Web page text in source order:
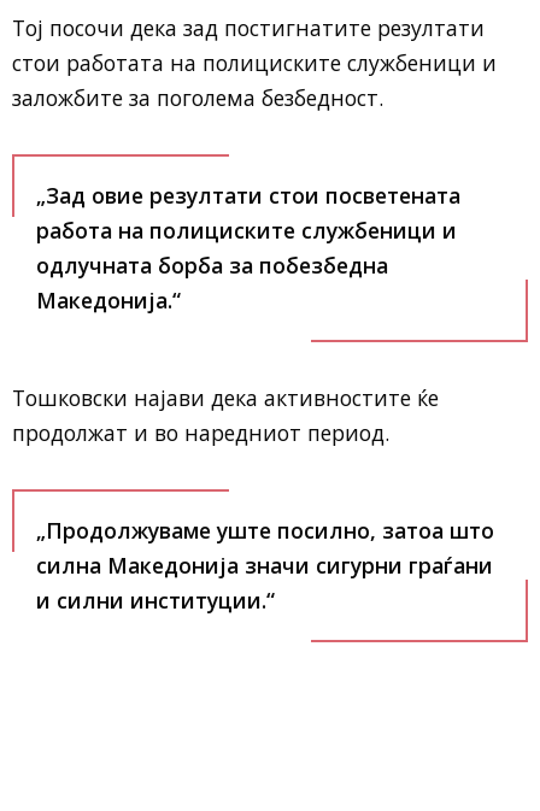
Тој посочи дека зад постигнатите резултати
стои работата на полициските службеници и
заложбите за поголема безбедност.
„Зад овие резултати стои посветената
работа на полициските службеници и
одлучната борба за побезбедна
Македонија.“
Тошковски најави дека активностите ќе
продолжат и во наредниот период.
„Продолжуваме уште посилно, затоа што
силна Македонија значи сигурни граѓани
и силни институции.“